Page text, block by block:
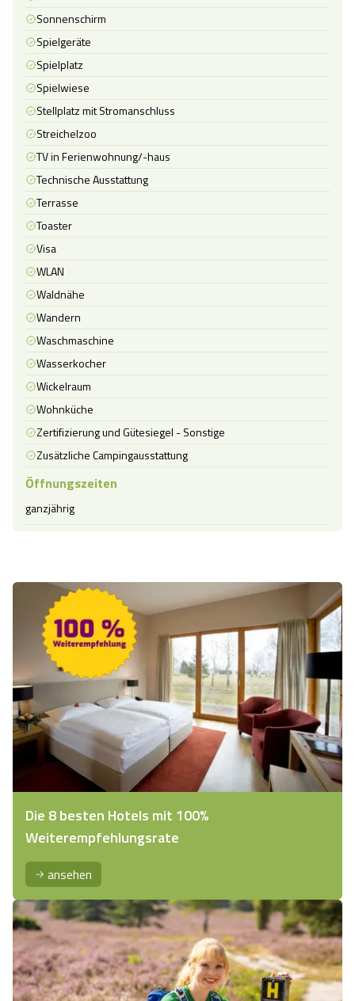
Sonnenschirm
Spielgeräte
Spielplatz
Spielwiese
Stellplatz mit Stromanschluss
Streichelzoo
TV in Ferienwohnung/-haus
Technische Ausstattung
Terrasse
Toaster
Visa
WLAN
Waldnähe
Wandern
Waschmaschine
Wasserkocher
Wickelraum
Wohnküche
Zertifizierung und Gütesiegel - Sonstige
Zusätzliche Campingausstattung
Öffnungszeiten
ganzjährig
Die 8 besten Hotels mit 100%
Weiterempfehlungsrate
ansehen